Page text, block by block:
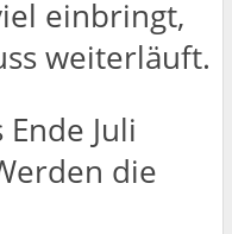
einbringt,
weiterläuft.
Ende Juli
die